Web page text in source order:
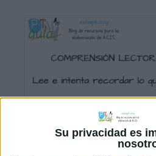
Su privacidad es